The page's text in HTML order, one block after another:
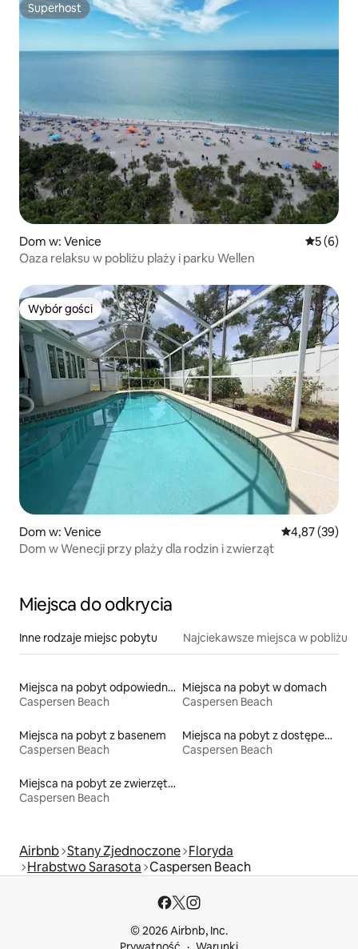
Superhost
Superhost
Dom w: Venice Średnia
5 (6)
Oaza relaksu w pobliżu plaży i parku Wellen
Wybór gości
Wybór gości
Dom w: Venice Średnia
4,87 (39)
Dom w Wenecji przy plaży dla rodzin i zwierząt
Miejsca do odkrycia
Inne rodzaje miejsc pobytu Najciekawsze miejsca w pobliżu
Miejsca na pobyt odpowiednie dla rodzin
Caspersen Beach
Miejsca na pobyt w domach
Caspersen Beach
Miejsca na pobyt z basenem
Caspersen Beach
Miejsca na pobyt z dostępem do plaży
Caspersen Beach
Miejsca na pobyt ze zwierzętami
Caspersen Beach
Airbnb Stany Zjednoczone Floryda
Hrabstwo Sarasota Caspersen Beach
© 2026 Airbnb, Inc.